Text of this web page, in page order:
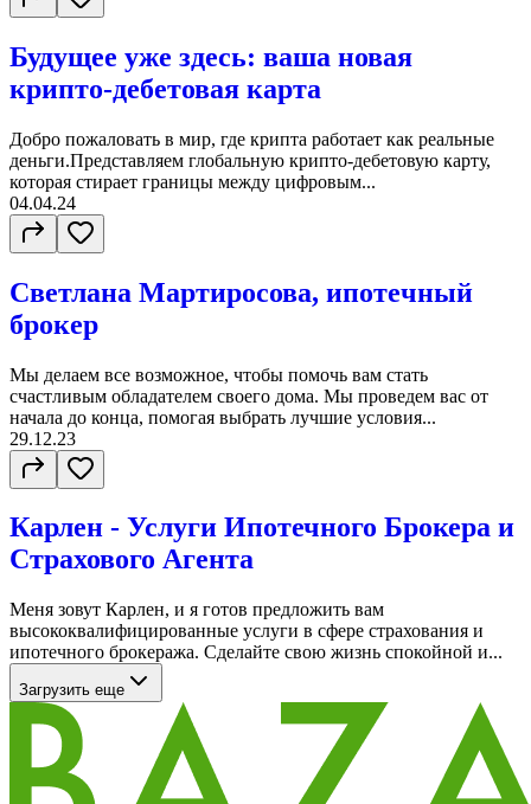
Будущее уже здесь: ваша новая
крипто-дебетовая карта
Добро пожаловать в мир, где крипта работает как реальные
деньги.Представляем глобальную крипто-дебетовую карту,
которая стирает границы между цифровым...
04.04.24
Светлана Мартиросова, ипотeчный
брокeр
Мы делаем все возможное, чтобы помочь вам стать
счастливым обладателем своего дома. Мы проведем вас от
начала до конца, помогая выбрать лучшие условия...
29.12.23
Карлен - Услуги Ипотечного Брокера и
Страхового Агента
Меня зовут Карлен, и я готов предложить вам
высококвалифицированные услуги в сфере страхования и
ипотечного брокеража. Сделайте свою жизнь спокойной и...
Загрузить еще